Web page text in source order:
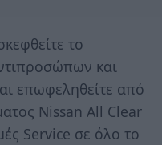
το
και
επωφεληθείτε από
Nissan All Clear
Service σε όλο το